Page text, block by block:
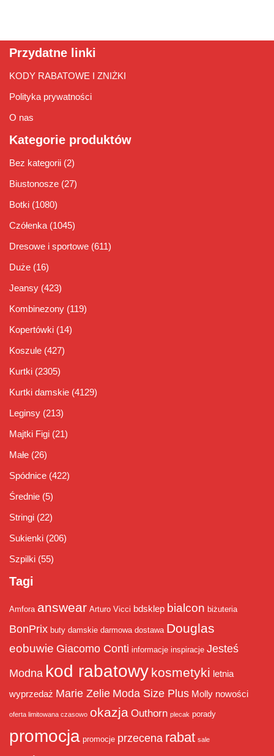
Przydatne linki
KODY RABATOWE I ZNIŻKI
Polityka prywatności
O nas
Kategorie produktów
Bez kategorii (2)
Biustonosze (27)
Botki (1080)
Czółenka (1045)
Dresowe i sportowe (611)
Duże (16)
Jeansy (423)
Kombinezony (119)
Kopertówki (14)
Koszule (427)
Kurtki (2305)
Kurtki damskie (4129)
Leginsy (213)
Majtki Figi (21)
Małe (26)
Spódnice (422)
Średnie (5)
Stringi (22)
Sukienki (206)
Szpilki (55)
Tagi
Amfora answear Arturo Vicci bdsklep bialcon biżuteria
BonPrix buty damskie darmowa dostawa Douglas
eobuwie Giacomo Conti informacje inspiracje Jesteś
Modna kod rabatowy kosmetyki letnia
wyprzedaż Marie Zelie Moda Size Plus Molly nowości
oferta limitowana czasowo okazja Outhorn plecak porady
promocja promocje przecena rabat sale